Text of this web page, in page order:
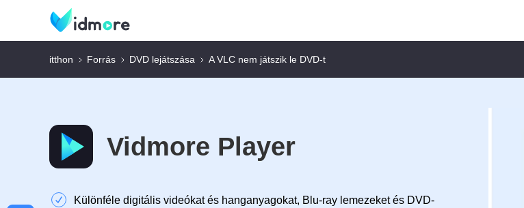
itthon Forrás DVD lejátszása A VLC nem játszik le DVD-t
Vidmore Player
Különféle digitális videókat és hanganyagokat, Blu-ray lemezeket és DVD-